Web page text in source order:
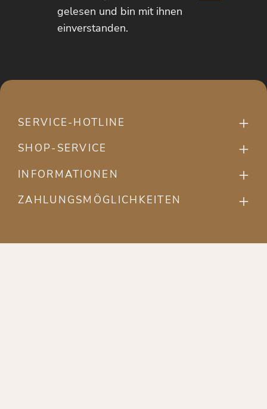
gelesen und bin mit ihnen
einverstanden.
SERVICE-HOTLINE
SHOP-SERVICE
INFORMATIONEN
ZAHLUNGSMÖGLICHKEITEN